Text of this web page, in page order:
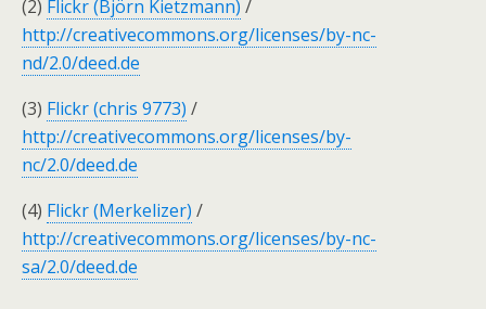
(2) Flickr (Björn Kietzmann) /
http://creativecommons.org/licenses/by-nc-
nd/2.0/deed.de
(3) Flickr (chris 9773) /
http://creativecommons.org/licenses/by-
nc/2.0/deed.de
(4) Flickr (Merkelizer) /
http://creativecommons.org/licenses/by-nc-
sa/2.0/deed.de